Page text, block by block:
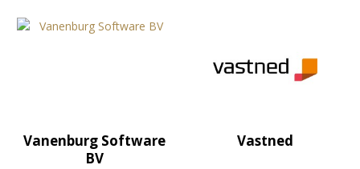
Vanenburg Software
BV
Vastned